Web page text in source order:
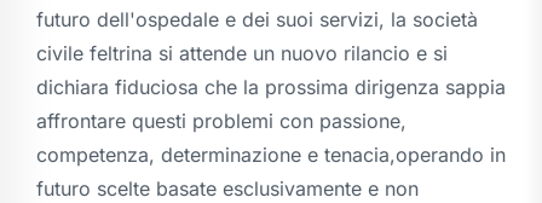
futuro dell'ospedale e dei suoi servizi, la società
civile feltrina si attende un nuovo rilancio e si
dichiara fiduciosa che la prossima dirigenza sappia
affrontare questi problemi con passione,
competenza, determinazione e tenacia,operando in
futuro scelte basate esclusivamente e non